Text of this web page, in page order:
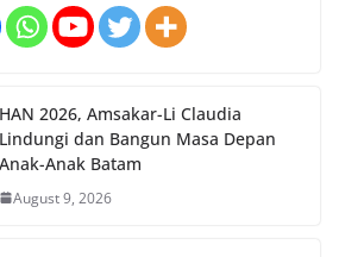
HAN 2026, Amsakar-Li Claudia
Lindungi dan Bangun Masa Depan
Anak-Anak Batam
August 9, 2026